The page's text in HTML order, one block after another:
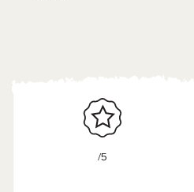
/5